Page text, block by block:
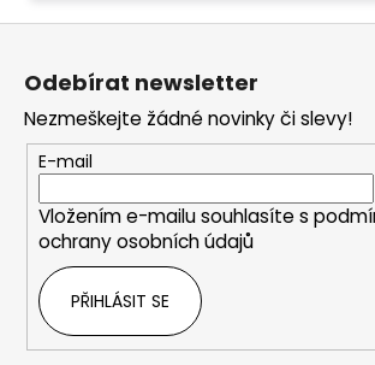
Odebírat newsletter
Nezmeškejte žádné novinky či slevy!
E-mail
Vložením e-mailu souhlasíte s
ochrany osobních údajů
PŘIHLÁSIT SE